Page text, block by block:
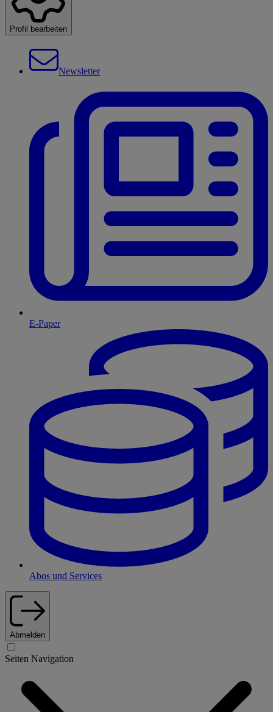
Profil bearbeiten
Newsletter
E-Paper
Abos und Services
Abmelden
Seiten Navigation